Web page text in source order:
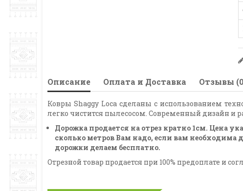
Описание Оплата и Доставка Отзывы
Ковры Shaggy Loca сделаны с использованием
легко чистится пылесосом. Современный дизайн и
Дорожка продается на отрез кратно 1см. Цена
сколько метров Вам надо, если вам
дорожки делаем бесплатно.
Отрезной товар продается при 100% предоплате и